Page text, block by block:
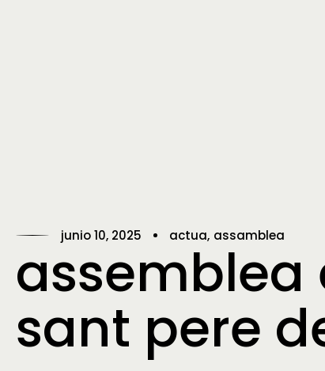
junio 10, 2025 actua assamblea
assemblea
sant pere